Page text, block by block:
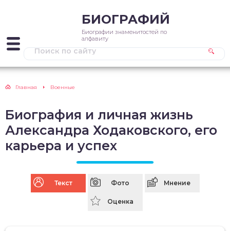
БИОГРАФИЙ
Биографии знаменитостей по
алфавиту
Главная Военные
Биография и личная жизнь
Александра Ходаковского, его
карьера и успех
Текст Фото Мнение
Оценка